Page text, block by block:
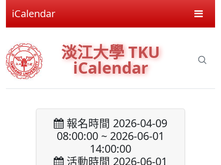
iCalendar
淡江大學 TKU
iCalendar
報名時間 2026-04-09
08:00:00 ~ 2026-06-01
14:00:00
活動時間 2026-06-01